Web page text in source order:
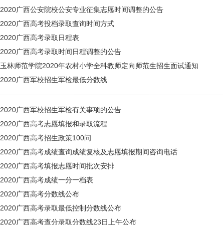
2020广西公安院校公安专业征集志愿时间调整的公告
2020广西高考投档录取查询时间方式
2020广西高考录取日程表
2020广西高考录取时间日程调整的公告
玉林师范学院2020年农村小学全科教师定向师范生招生面试通知
2020广西军校招生军检最低分数线
2020广西军校招生军检有关事项的公告
2020广西高考志愿填报和录取流程
2020广西高考招生政策100问
2020广西高考成绩查询成绩复核及志愿填报期间咨询电话
2020广西高考填报志愿时间批次安排
2020广西高考成绩一分一档表
2020广西高考分数线公布
2020广西高考录取最低控制分数线公布
2020广西高考查分录取分数线23日上午公布